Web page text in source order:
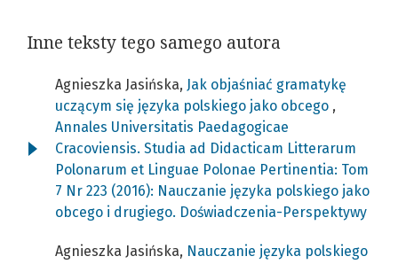
Inne teksty tego samego autora
Agnieszka Jasińska, Jak objaśniać gramatykę
uczącym się języka polskiego jako obcego ,
Annales Universitatis Paedagogicae
Cracoviensis. Studia ad Didacticam Litterarum
Polonarum et Linguae Polonae Pertinentia: Tom
7 Nr 223 (2016): Nauczanie języka polskiego jako
obcego i drugiego. Doświadczenia-Perspektywy
Agnieszka Jasińska, Nauczanie języka polskiego